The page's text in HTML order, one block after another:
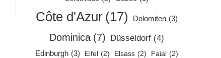
Côte d'Azur (17) Dolomiten (3)
Dominica (7) Düsseldorf (4)
Edinburgh (3) Eifel (2) Elsass (2) Faial (2)